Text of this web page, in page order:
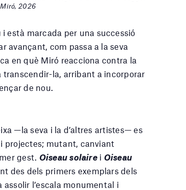
2026
està marcada per una successió
avançant, com passa a la seva
en què Miró reacciona contra la
transcendir-la, arribant a incorporar
de nou.
—la seva i la d’altres artistes— es
projectes; mutant, canviant
gest. Oiseau solairei Oiseau
des dels primers exemplars dels
l’escala monumental i